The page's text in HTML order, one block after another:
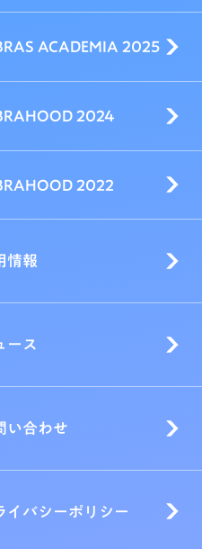
ACADEMIA 2025
2024
2022
情報
ース
い合わせ
イバシーポリシー